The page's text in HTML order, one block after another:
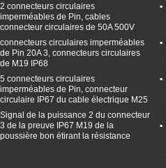
2 connecteurs circulaires
imperméables de Pin, cables
connecteur circulaires de 50A 500V
connecteurs circulaires imperméables
de Pin 20A 3, connecteurs circulaires
de M19 IP68
5 connecteurs circulaires
imperméables de Pin, connecteur
circulaire IP67 du cable électrique M25
Signal de la puissance 2 du connecteur
3 de la preuve IP67 M19 de la
poussière bon étirant la résistance